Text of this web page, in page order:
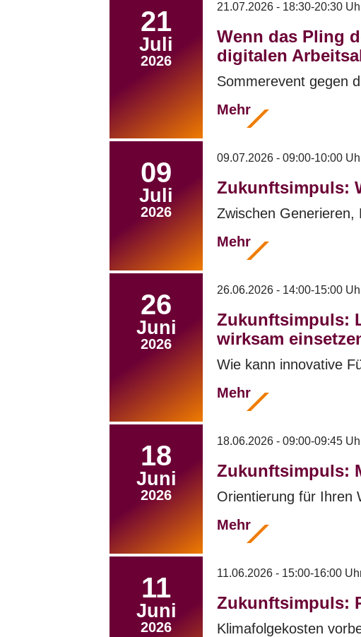
21
Juli
2026
21.07.2026 - 18:30-20:30
Wenn das Pling
digitalen
Sommerevent gegen
Mehr
09
Juli
2026
09.07.2026 - 09:00-10:00
Zukunftsimpuls:
Zwischen Generieren,
Mehr
26
Juni
2026
26.06.2026 - 14:00-15:00
Zukunftsimpuls:
wirksam
Wie kann innovative
Mehr
18
Juni
2026
18.06.2026 - 09:00-09:45
Zukunftsimpuls:
Orientierung für Ihren
Mehr
11
Juni
2026
11.06.2026 - 15:00-16:00
Zukunftsimpuls:
Klimafolgekosten